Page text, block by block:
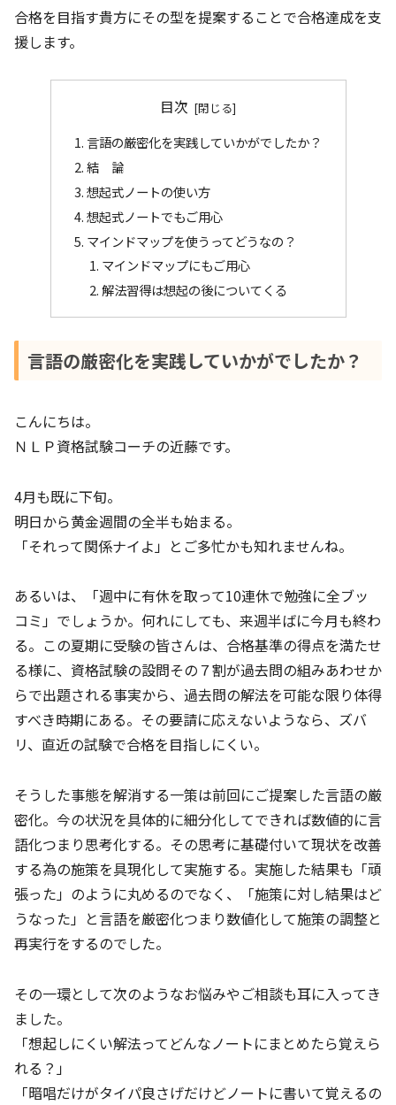
合格を目指す貴方にその型を提案することで合格達成を支
援します。
目次
言語の厳密化を実践していかがでしたか？
結 論
想起式ノートの使い方
想起式ノートでもご用心
マインドマップを使うってどうなの？
マインドマップにもご用心
解法習得は想起の後についてくる
言語の厳密化を実践していかがでしたか？
こんにちは。
ＮＬＰ資格試験コーチの近藤です。
4月も既に下旬。
明日から黄金週間の全半も始まる。
「それって関係ナイよ」とご多忙かも知れませんね。
あるいは、「週中に有休を取って10連休で勉強に全ブッ
コミ」でしょうか。何れにしても、来週半ばに今月も終わ
る。この夏期に受験の皆さんは、合格基準の得点を満たせ
る様に、資格試験の設問その７割が過去問の組みあわせか
らで出題される事実から、過去問の解法を可能な限り体得
すべき時期にある。その要請に応えないようなら、ズバ
リ、直近の試験で合格を目指しにくい。
そうした事態を解消する一策は前回にご提案した言語の厳
密化。今の状況を具体的に細分化してできれば数値的に言
語化つまり思考化する。その思考に基礎付いて現状を改善
する為の施策を具現化して実施する。実施した結果も「頑
張った」のように丸めるのでなく、「施策に対し結果はど
うなった」と言語を厳密化つまり数値化して施策の調整と
再実行をするのでした。
その一環として次のようなお悩みやご相談も耳に入ってき
ました。
「想起しにくい解法ってどんなノートにまとめたら覚えら
れる？」
「暗唱だけがタイパ良さげだけどノートに書いて覚えるの